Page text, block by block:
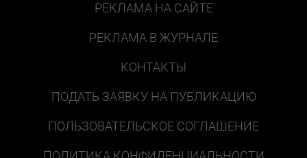
РЕКЛАМА НА САЙТЕ
РЕКЛАМА В ЖУРНАЛЕ
КОНТАКТЫ
ПОДАТЬ ЗАЯВКУ НА ПУБЛИКАЦИЮ
ПОЛЬЗОВАТЕЛЬСКОЕ СОГЛАШЕНИЕ